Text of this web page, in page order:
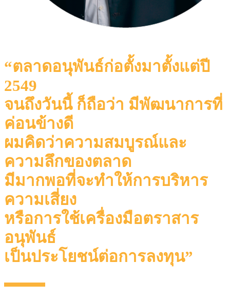
“ตลาดอนุพันธ์ก่อตั้งมาตั้งแต่ปี
2549
จนถึงวันนี้ ก็ถือว่า มีพัฒนาการที่
ค่อนข้างดี
ผมคิดว่าความสมบูรณ์และ
ความลึกของตลาด
มีมากพอที่จะทําให้การบริหาร
ความเสี่ยง
หรือการใช้เครื่องมือตราสาร
อนุพันธ์
เป็นประโยชน์ต่อการลงทุน”